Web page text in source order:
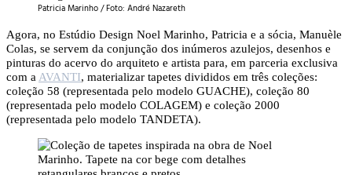
Patricia Marinho / Foto: André Nazareth
Agora, no Estúdio Design Noel Marinho, Patricia e a sócia, Manuèle
Colas, se servem da conjunção dos inúmeros azulejos, desenhos e
pinturas do acervo do arquiteto e artista para, em parceria exclusiva
com a AVANTI, materializar tapetes divididos em três coleções:
coleção 58 (representada pelo modelo GUACHE), coleção 80
(representada pelo modelo COLAGEM) e coleção 2000
(representada pelo modelo TANDETA).